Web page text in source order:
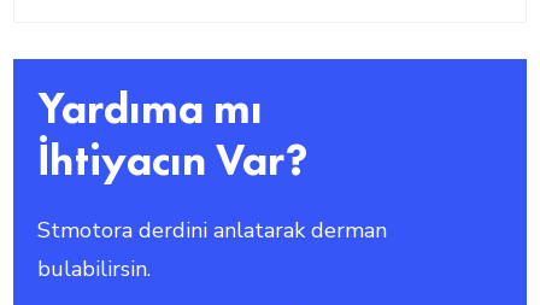
Yardıma mı
İhtiyacın Var?
Stmotora derdini anlatarak derman
bulabilirsin.